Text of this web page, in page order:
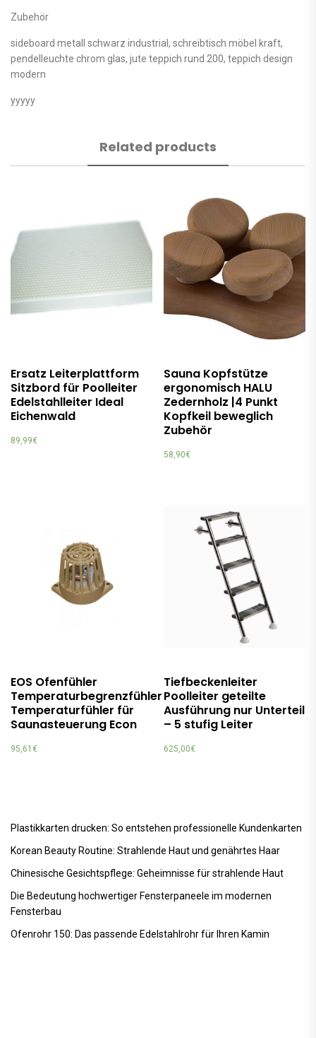
Zubehör
sideboard metall schwarz industrial, schreibtisch möbel kraft,
pendelleuchte chrom glas, jute teppich rund 200, teppich design
modern
yyyyy
Related products
Ersatz Leiterplattform
Sitzbord für Poolleiter
Edelstahlleiter Ideal
Eichenwald
89,99€
Sauna Kopfstütze
ergonomisch HALU
Zedernholz |4 Punkt
Kopfkeil beweglich
Zubehör
58,90€
EOS Ofenfühler
Temperaturbegrenzfühler
Temperaturfühler für
Saunasteuerung Econ
95,61 €
Tiefbeckenleiter
Poolleiter geteilte
Ausführung nur Unterteil
– 5 stufig Leiter
625,00€
Plastikkarten drucken: So entstehen professionelle Kundenkarten
Korean Beauty Routine: Strahlende Haut und genährtes Haar
Chinesische Gesichtspflege: Geheimnisse für strahlende Haut
Die Bedeutung hochwertiger Fensterpaneele im modernen
Fensterbau
Ofenrohr 150: Das passende Edelstahlrohr für Ihren Kamin